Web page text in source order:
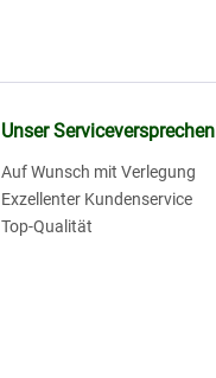
Unser Serviceversprechen
Auf Wunsch mit Verlegung
Exzellenter Kundenservice
Top-Qualität